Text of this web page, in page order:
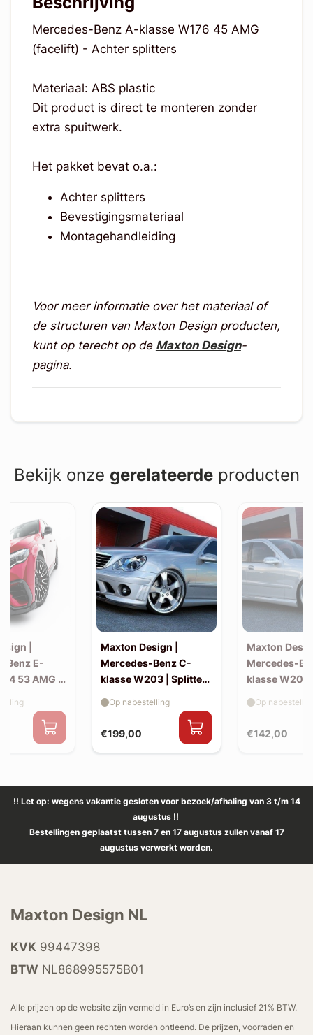
Mercedes-Benz A-klasse W176 45 AMG
(facelift) - Achter splitters
Materiaal: ABS plastic
Dit product is direct te monteren zonder
extra spuitwerk.
Het pakket bevat o.a.:
Achter splitters
Bevestigingsmateriaal
Montagehandleiding
Voor meer informatie over het materiaal of
de structuren van Maxton Design producten,
kunt op terecht op de Maxton Design-
pagina.
Bekijk onze gerelateerdeproducten
|
Benz E-
53 AMG |
Maxton Design |
Mercedes-Benz C-
klasse W203 | Splitter
bumper)
€199,00
Op nabestelling
Maxton
Mercedes-
klasse W203
€142,00
Op
!! Let op: wegens vakantie gesloten voor bezoek/afhaling van 3 t/m 14
augustus !!
Bestellingen geplaatst tussen 7 en 17 augustus zullen vanaf 17
augustus verwerkt worden.
Maxton Design NL
KVK 99447398
BTW NL868995575B01
Alle prijzen op de website zijn vermeld in Euro’s en zijn inclusief 21% BTW.
Hieraan kunnen geen rechten worden ontleend. De prijzen, voorraden en